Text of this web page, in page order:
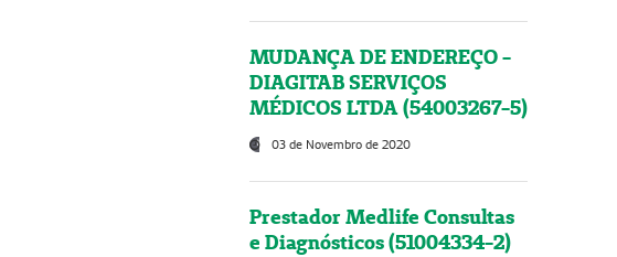
MUDANÇA DE ENDEREÇO -
DIAGITAB SERVIÇOS
MÉDICOS LTDA (54003267-5)
03 de Novembro de 2020
Prestador Medlife Consultas
e Diagnósticos (51004334-2)